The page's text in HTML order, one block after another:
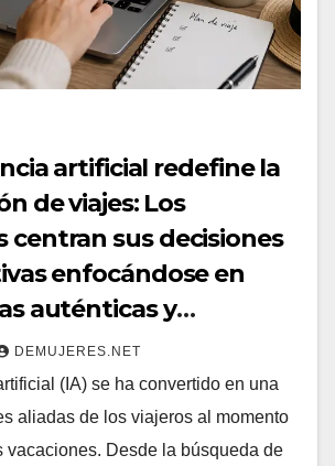
artificial redefine la
de viajes: Los
centran sus decisiones
enfocándose en
auténticas y
DEMUJERES.NET
(IA) se ha convertido en una
aliadas de los viajeros al momento
vacaciones. Desde la búsqueda de